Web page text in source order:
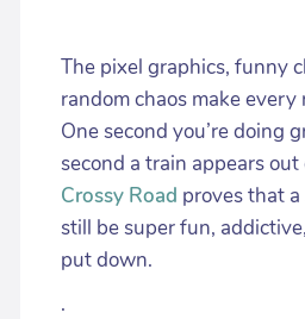
The pixel graphics, funny
random chaos make
One second you’re doing
second a train appears
Crossy Road proves that
still be super fun,
put down.
.